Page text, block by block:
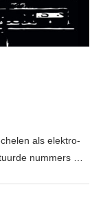
als elektro-
nummers …